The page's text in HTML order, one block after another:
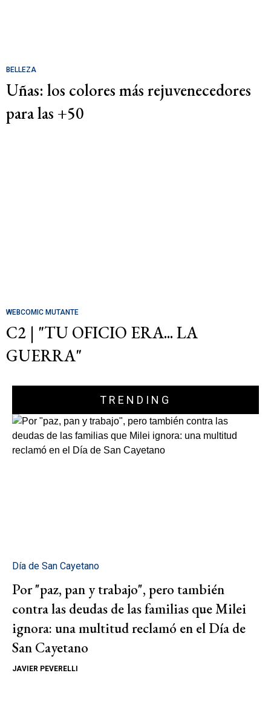
BELLEZA
Uñas: los colores más rejuvenecedores
para las +50
WEBCOMIC MUTANTE
C2 | "TU OFICIO ERA... LA
GUERRA"
TRENDING
Día de San Cayetano
Por "paz, pan y trabajo", pero también
contra las deudas de las familias que Milei
ignora: una multitud reclamó en el Día de
San Cayetano
JAVIER PEVERELLI